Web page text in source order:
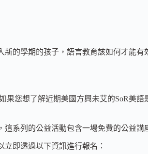
的學期的孩子，語言教育該如何才能有
您想了解近期美國方興未艾的SoR美
系列的公益活動包含一場免費的公益講
即透過以下資訊進行報名：